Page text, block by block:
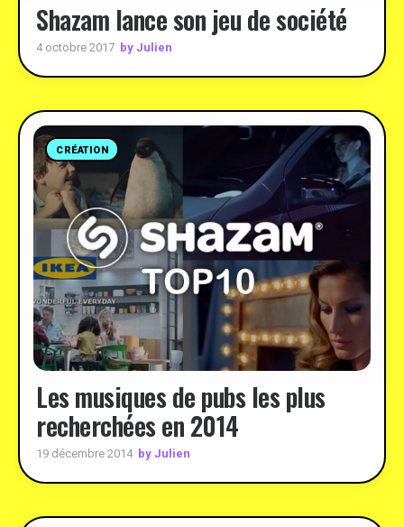
Shazam lance son jeu de société
4 octobre 2017 by Julien
CRÉATION
Les musiques de pubs les plus
recherchées en 2014
19 décembre 2014 by Julien